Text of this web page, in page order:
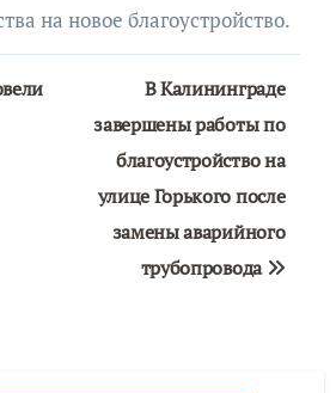
на новое благоустройство.
В Калининграде
завершены работы по
благоустройство на
улице Горького после
замены аварийного
трубопровода